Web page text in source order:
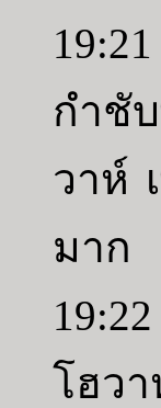
กำชั
วาห์
มาก
โฮว